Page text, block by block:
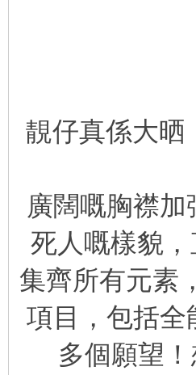
靚仔真係大晒
廣闊嘅胸襟
死人嘅樣貌
集齊所有元素
項目，包括全
多個願望